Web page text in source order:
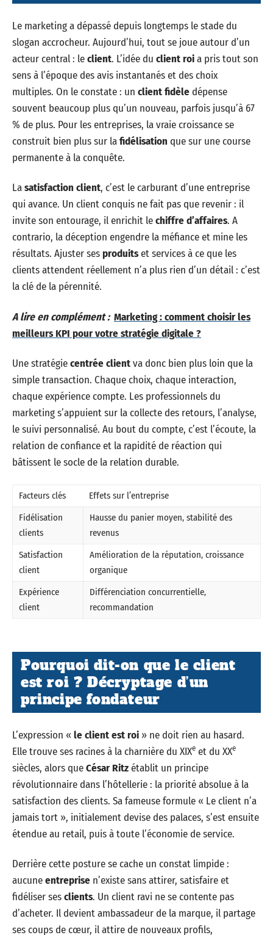
Le marketing a dépassé depuis longtemps le stade du
slogan accrocheur. Aujourd’hui, tout se joue autour d’un
acteur central : leclient. L’idée du client roia pris tout son
sens à l’époque des avis instantanés et des choix
multiples. On le constate : un client fidèledépense
souvent beaucoup plus qu’un nouveau, parfois jusqu’à 67
% de plus. Pour les entreprises, la vraie croissance se
construit bien plus sur lafidélisation que sur une course
permanente à la conquête.
Lasatisfaction client, c’est le carburant d’une entreprise
qui avance. Un client conquis ne fait pas que revenir : il
invite son entourage, il enrichit lechiffre d’affaires. A
contrario, la déception engendre la méfiance et mine les
résultats. Ajuster sesproduitset services à ce que les
clients attendent réellement n’a plus rien d’un détail : c’est
la clé de la pérennité.
A lire en complément : Marketing : comment choisir les
meilleurs KPI pour votre stratégie digitale ?
Une stratégiecentrée clientva donc bien plus loin que la
simple transaction. Chaque choix, chaque interaction,
chaque expérience compte. Les professionnels du
marketing s’appuient sur la collecte des retours, l’analyse,
le suivi personnalisé. Au bout du compte, c’est l’écoute, la
relation de confiance et la rapidité de réaction qui
bâtissent le socle de la relation durable.
Facteurs clés
Effets sur l’entreprise
Fidélisation
clients
Hausse du panier moyen, stabilité des
revenus
Satisfaction
client
Amélioration de la réputation, croissance
organique
Expérience
client
Différenciation concurrentielle,
recommandation
Pourquoi dit-on que le client
est roi ? Décryptage d’un
principe fondateur
L’expression « le client est roi » ne doit rien au hasard.
Elle trouve ses racines à la charnière du XIXe et du XXe
siècles, alors queCésar Ritzétablit un principe
révolutionnaire dans l’hôtellerie : la priorité absolue à la
satisfaction des clients. Sa fameuse formule « Le client n’a
jamais tort », initialement devise des palaces, s’est ensuite
étendue au retail, puis à toute l’économie de service.
Derrière cette posture se cache un constat limpide :
aucuneentreprise n’existe sans attirer, satisfaire et
fidéliser sesclients. Un client ravi ne se contente pas
d’acheter. Il devient ambassadeur de la marque, il partage
ses coups de cœur, il attire de nouveaux profils,